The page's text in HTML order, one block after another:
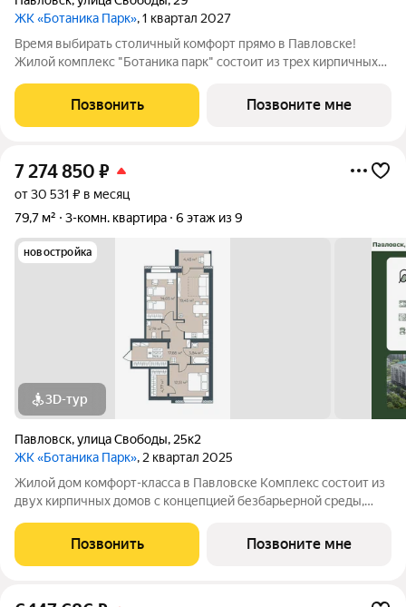
ЖК «Ботаника Парк», 1 квартал 2027
Время выбирать столичный комфорт прямо в Павловске!
Жилой комплекс "Ботаника парк" состоит из трех кирпичных
дворовая территория обеспечивает безопасное пространство
для отдыха детей и взрослых, а
Позвонить Позвоните мне
7 274 850 ₽
от 30 531 ₽ в месяц
79,7 м²
3-комн. квартира 6 этаж из 9
новостройка
3D-тур
Павловск,улица Свободы, 25к2
ЖК «Ботаника Парк», 2 квартал 2025
Жилой дом комфорт-класса в Павловске Комплекс состоит из
двух кирпичных домов с концепцией безбарьерной среды,
пожилых людей и родителей с колясками. Функциональное
использование квадратных
Позвонить Позвоните мне